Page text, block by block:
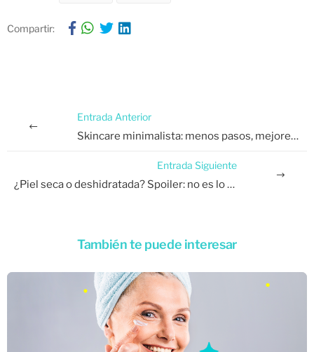
Compartir:
Entrada Anterior
Skincare minimalista: menos pasos, mejores resultados.
Entrada Siguiente
¿Piel seca o deshidratada? Spoiler: no es lo mismo.
También te puede interesar